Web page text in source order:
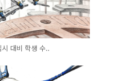
대비 학생 수..